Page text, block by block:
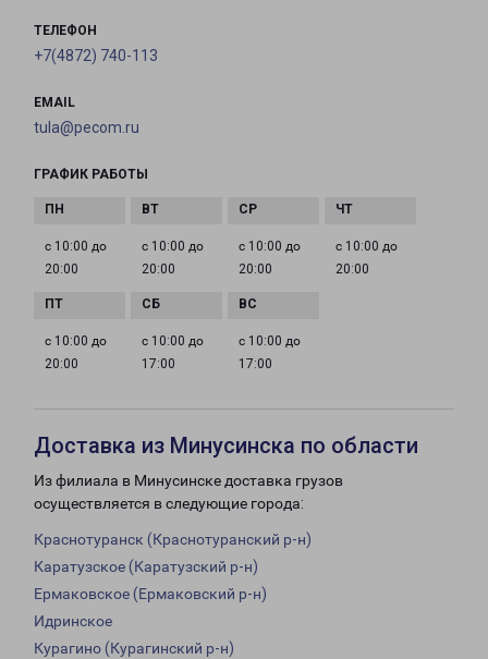
ТЕЛЕФОН
+7(4872) 740-113
EMAIL
tula@pecom.ru
ГРАФИК РАБОТЫ
с 10:00 до
20:00
с 10:00 до
20:00
с 10:00 до
20:00
с 10:00 до
20:00
с 10:00 до
20:00
с 10:00 до
17:00
с 10:00 до
17:00
Доставка из Минусинска по области
Из филиала в Минусинске доставка грузов
осуществляется в следующие города:
Краснотуранск (Краснотуранский р-н)
Каратузское (Каратузский р-н)
Ермаковское (Ермаковский р-н)
Идринское
Курагино (Курагинский р-н)